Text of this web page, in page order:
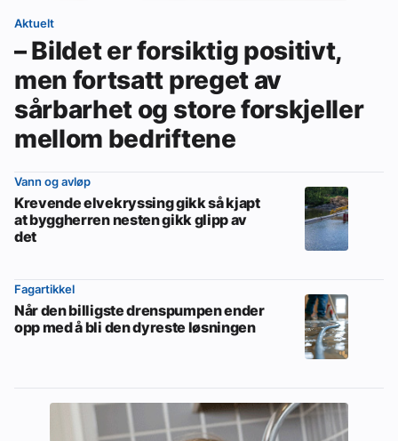
Aktuelt
– Bildet er forsiktig positivt,
men fortsatt preget av
sårbarhet og store forskjeller
mellom bedriftene
Vann og avløp
Krevende elvekryssing gikk så kjapt
at byggherren nesten gikk glipp av
det
Fagartikkel
Når den billigste drenspumpen ender
opp med å bli den dyreste løsningen